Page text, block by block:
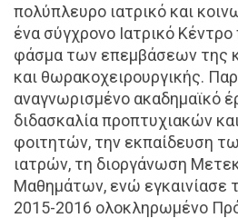
πολύπλευρο ιατρικό και
ένα σύγχρονο Ιατρικό
φάσμα των επεμβάσεων της
και θωρακοχειρουργικής.
αναγνωρισμένο ακαδημαϊκό
διδασκαλία προπτυχιακών
φοιτητών, την εκπαίδευση
ιατρών, τη διοργάνωση
Μαθημάτων, ενώ εγκαινίασε
2015-2016 ολοκληρωμένο